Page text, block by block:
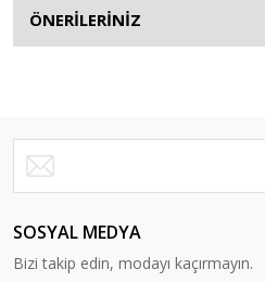
ÖNERİLERİNİZ
SOSYAL MEDYA
Bizi takip edin, modayı kaçırmayın.